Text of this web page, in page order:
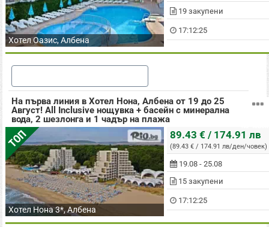
Хотел Оазис, Албена
19 закупени
17:12:24
На първа линия в Хотел Нона, Албена от 19 до 25
Август! All Inclusive нощувка + басейн с минерална
вода, 2 шезлонга и 1 чадър на плажа
ТОП
Хотел Нона 3*, Албена
89.43 € / 174.91 лв
(89.43 € / 174.91 лв/ден/човек)
19.08 - 25.08
15 закупени
17:12:24